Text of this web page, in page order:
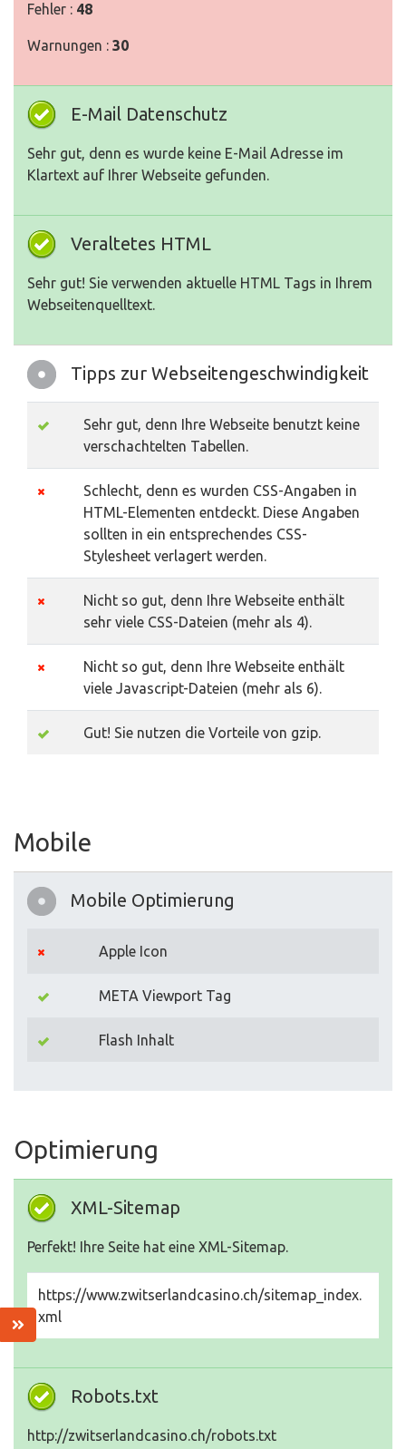
Fehler : 48
Warnungen : 30
E-Mail Datenschutz
Sehr gut, denn es wurde keine E-Mail Adresse im
Klartext auf Ihrer Webseite gefunden.
Veraltetes HTML
Sehr gut! Sie verwenden aktuelle HTML Tags in Ihrem
Webseitenquelltext.
Tipps zur Webseitengeschwindigkeit
Sehr gut, denn Ihre Webseite benutzt keine
verschachtelten Tabellen.
Schlecht, denn es wurden CSS-Angaben in
HTML-Elementen entdeckt. Diese Angaben
sollten in ein entsprechendes CSS-
Stylesheet verlagert werden.
Nicht so gut, denn Ihre Webseite enthält
sehr viele CSS-Dateien (mehr als 4).
Nicht so gut, denn Ihre Webseite enthält
viele Javascript-Dateien (mehr als 6).
Gut! Sie nutzen die Vorteile von gzip.
Mobile
Mobile Optimierung
Apple Icon
META Viewport Tag
Flash Inhalt
Optimierung
XML-Sitemap
Perfekt! Ihre Seite hat eine XML-Sitemap.
https://www.zwitserlandcasino.ch/sitemap_index.
xml
Robots.txt
http://zwitserlandcasino.ch/robots.txt